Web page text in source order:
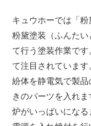
キュウホーでは「粉
粉黛塗装（ふんた
て行う塗装作業で
て注目されています
紛体を静電気で製
きのパーツを入れま
炉がいっぱいにな